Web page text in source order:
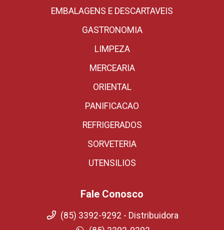
EMBALAGENS E DESCARTAVEIS
GASTRONOMIA
LIMPEZA
MERCEARIA
ORIENTAL
PANIFICACAO
REFRIGERADOS
SORVETERIA
UTENSILIOS
Fale Conosco
(85) 3392-9292 - Distribuidora